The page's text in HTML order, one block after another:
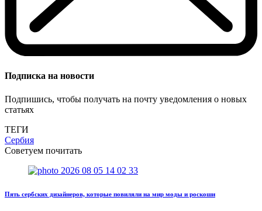
Подписка на новости
Подпишись, чтобы получать на почту уведомления о новых
статьях
ТЕГИ
Сербия
Советуем почитать
Пять сербских дизайнеров, которые повиляли на мир моды и роскоши